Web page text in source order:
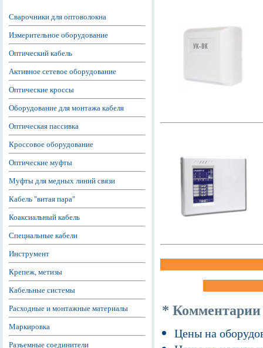
Сварочники для оптоволокна
Измерительное оборудование
Оптический кабель
Активное сетевое оборудование
Оптические кроссы
Оборудование для монтажа кабеля
Оптическая пассивка
Кроссовое оборудование
Оптические муфты
Муфты для медных линий связи
Кабель "витая пара"
Коаксиальный кабель
Специальные кабели
Инструмент
Крепеж, метизы
Кабельные системы
Расходные и монтажные материалы
Маркировка
Разъемные соединители
* Комментарии
Цены на